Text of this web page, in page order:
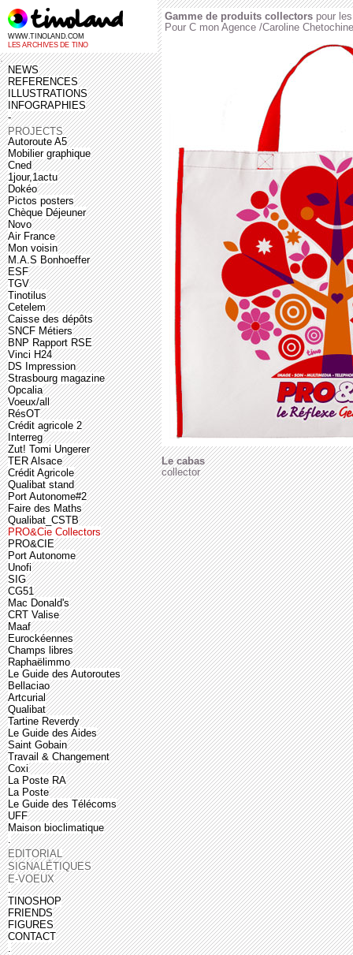
WWW.TINOLAND.COM
LES ARCHIVES DE TINO
.
NEWS
REFERENCES
ILLUSTRATIONS
INFOGRAPHIES
-
PROJECTS
Autoroute A5
Mobilier graphique
Cned
1jour,1actu
Dokéo
Pictos posters
Chèque Déjeuner
Novo
Air France
Mon voisin
M.A.S Bonhoeffer
ESF
TGV
Tinotilus
Cetelem
Caisse des dépôts
SNCF Métiers
BNP Rapport RSE
Vinci H24
DS Impression
Strasbourg magazine
Opcalia
Voeux/all
RésOT
Crédit agricole 2
Interreg
Zut! Tomi Ungerer
TER Alsace
Crédit Agricole
Qualibat stand
Port Autonome#2
Faire des Maths
Qualibat_CSTB
PRO&Cie Collectors
PRO&CIE
Port Autonome
Unofi
SIG
CG51
Mac Donald's
CRT Valise
Maaf
Eurockéennes
Champs libres
Raphaëlimmo
Le Guide des Autoroutes
Bellaciao
Artcurial
Qualibat
Tartine Reverdy
Le Guide des Aides
Saint Gobain
Travail & Changement
Coxi
La Poste RA
La Poste
Le Guide des Télécoms
UFF
Maison bioclimatique
.
EDITORIAL
SIGNALÉTIQUES
E-VOEUX
.
TINOSHOP
FRIENDS
FIGURES
CONTACT
.
Gamme de produits collectors pour
Pour C mon Agence /Caroline
Le cabas
collector